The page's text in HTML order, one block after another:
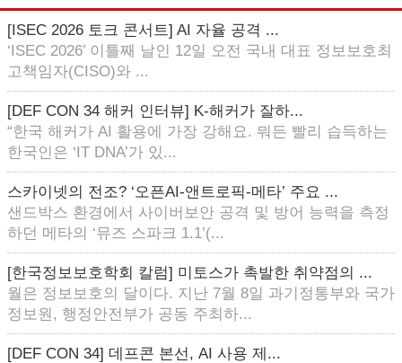
[ISEC 2026 토크 콘서트] AI 자율 공격 ...
‘ISEC 2026’ 이틀째 날인 12일 오전 국내 대표 정보보호최
고책임자(CISO)와 ...
[DEF CON 34 해커 인터뷰] K-해커가 잘하...
“한국 해커가 AI 활용에 가장 강해요. 뭐든 빨리 습득하는
한국인은 ‘IT DNA’가 있...
스카이넷의 전조? ‘오픈AI-앤트로픽-메타’ 주요 ...
샌드박스 환경에서 사이버보안 공격 및 방어 능력을 측정
하던 메타의 ‘뮤즈 스파크 1.1’(...
[한국정보보호학회 칼럼] 미토스가 촉발한 취약점의 ...
월은 정보보호의 달이다. 지난 7월 8일 과기정통부와 국가
정보원, 행정안전부가 공동 주최하...
[DEF CON 34] 데프콘 본선, AI 사용 제...